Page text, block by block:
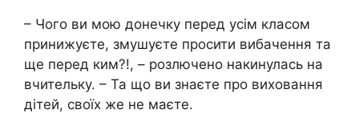
– Чого ви мою донечку перед усім класом
принижуєте, змушуєте просити вибачення та
ще перед ким?!, – розлючено накинулась на
вчительку. – Та що ви знаєте про виховання
дітей, своїх же не маєте.